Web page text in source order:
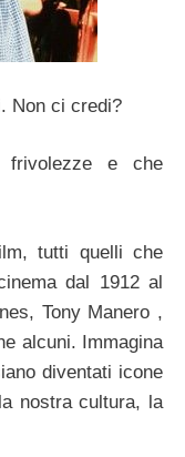
Non ci credi?
e che
tutti quelli che
dal 1912 al
Tony Manero ,
alcuni. Immagina
diventati icone
nostra cultura, la